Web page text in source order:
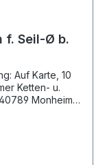
f. Seil-Ø b.
10
Ketten- u.
Monheim,